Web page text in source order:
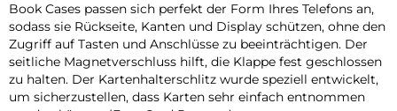
Book Cases passen sich perfekt der Form Ihres Telefons an,
sodass sie Rückseite, Kanten und Display schützen, ohne den
Zugriff auf Tasten und Anschlüsse zu beeinträchtigen. Der
seitliche Magnetverschluss hilft, die Klappe fest geschlossen
zu halten. Der Kartenhalterschlitz wurde speziell entwickelt,
um sicherzustellen, dass Karten sehr einfach entnommen